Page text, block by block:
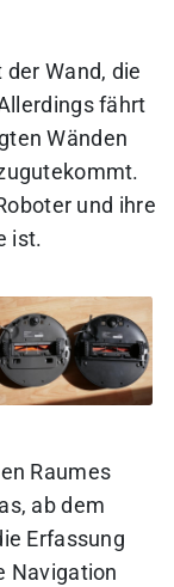
Wand, die
fährt
Wänden
und ihre
ist.
Raumes
ab dem
Erfassung
Navigation